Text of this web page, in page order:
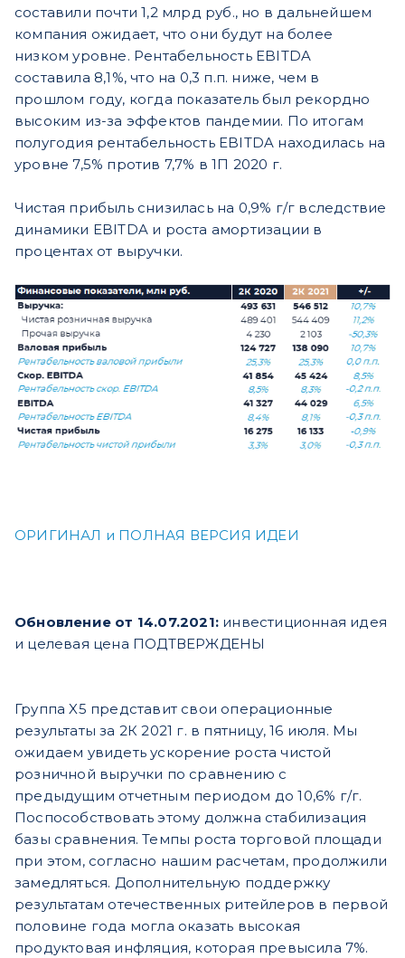
составили почти 1,2 млрд руб., но в дальнейшем
компания ожидает, что они будут на более
низком уровне. Рентабельность EBITDA
составила 8,1%, что на 0,3 п.п. ниже, чем в
прошлом году, когда показатель был рекордно
высоким из-за эффектов пандемии. По итогам
полугодия рентабельность EBITDA находилась на
уровне 7,5% против 7,7% в 1П 2020 г.
Чистая прибыль снизилась на 0,9% г/г вследствие
динамики EBITDA и роста амортизации в
процентах от выручки.
ОРИГИНАЛ и ПОЛНАЯ ВЕРСИЯ ИДЕИ
Обновление от 14.07.2021: инвестиционная идея
и целевая цена ПОДТВЕРЖДЕНЫ
Группа X5 представит свои операционные
результаты за 2К 2021 г. в пятницу, 16 июля. Мы
ожидаем увидеть ускорение роста чистой
розничной выручки по сравнению с
предыдущим отчетным периодом до 10,6% г/г.
Поспособствовать этому должна стабилизация
базы сравнения. Темпы роста торговой площади
при этом, согласно нашим расчетам, продолжили
замедляться. Дополнительную поддержку
результатам отечественных ритейлеров в первой
половине года могла оказать высокая
продуктовая инфляция, которая превысила 7%.